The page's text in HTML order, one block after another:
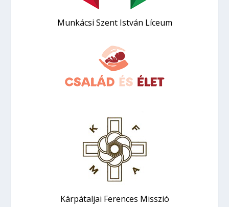
Munkácsi Szent István Líceum
Kárpátaljai Ferences Misszió